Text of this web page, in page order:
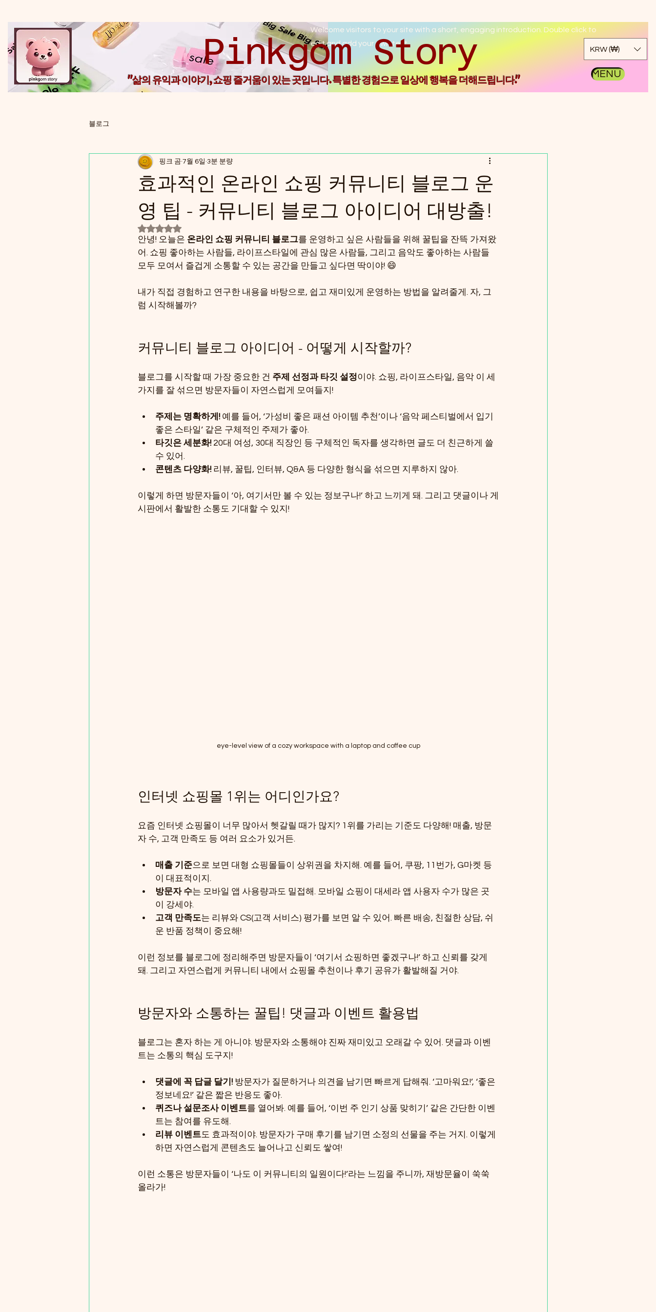
Welcome visitors to your site with a short, engaging introduction. Double click to
edit and add your own text.
KRW (₩)
MENU
"삶의 유익과 이야기, 쇼핑 즐거움이 있는 곳입니다. 특별한 경험으로 일상에 행복을 더해드립니다."
블로그
효과적인 온라인 쇼핑 커뮤니티 블로그 운
영 팁 - 커뮤니티 블로그 아이디어 대방출!
핑크 곰 7월 6일 3분 분량
별점 5점 중 NaN점을 주었습니다.
안녕! 오늘은 온라인 쇼핑 커뮤니티 블로그를 운영하고 싶은 사람들을 위해 꿀팁을 잔뜩 가져왔
어. 쇼핑 좋아하는 사람들, 라이프스타일에 관심 많은 사람들, 그리고 음악도 좋아하는 사람들
모두 모여서 즐겁게 소통할 수 있는 공간을 만들고 싶다면 딱이야! 😄
내가 직접 경험하고 연구한 내용을 바탕으로, 쉽고 재미있게 운영하는 방법을 알려줄게. 자, 그
럼 시작해볼까?
커뮤니티 블로그 아이디어 - 어떻게 시작할까?
블로그를 시작할 때 가장 중요한 건 주제 선정과 타깃 설정이야. 쇼핑, 라이프스타일, 음악 이 세
가지를 잘 섞으면 방문자들이 자연스럽게 모여들지!
주제는 명확하게! 예를 들어, ‘가성비 좋은 패션 아이템 추천’이나 ‘음악 페스티벌에서 입기
좋은 스타일’ 같은 구체적인 주제가 좋아.
타깃은 세분화! 20대 여성, 30대 직장인 등 구체적인 독자를 생각하면 글도 더 친근하게 쓸
수 있어.
콘텐츠 다양화! 리뷰, 꿀팁, 인터뷰, Q&A 등 다양한 형식을 섞으면 지루하지 않아.
이렇게 하면 방문자들이 ‘아, 여기서만 볼 수 있는 정보구나!’ 하고 느끼게 돼. 그리고 댓글이나 게
시판에서 활발한 소통도 기대할 수 있지!
eye-level view of a cozy workspace with a laptop and coffee cup
인터넷 쇼핑몰 1위는 어디인가요?
요즘 인터넷 쇼핑몰이 너무 많아서 헷갈릴 때가 많지? 1위를 가리는 기준도 다양해! 매출, 방문
자 수, 고객 만족도 등 여러 요소가 있거든.
매출 기준으로 보면 대형 쇼핑몰들이 상위권을 차지해. 예를 들어, 쿠팡, 11번가, G마켓 등
이 대표적이지.
방문자 수는 모바일 앱 사용량과도 밀접해. 모바일 쇼핑이 대세라 앱 사용자 수가 많은 곳
이 강세야.
고객 만족도는 리뷰와 CS(고객 서비스) 평가를 보면 알 수 있어. 빠른 배송, 친절한 상담, 쉬
운 반품 정책이 중요해!
이런 정보를 블로그에 정리해주면 방문자들이 ‘여기서 쇼핑하면 좋겠구나!’ 하고 신뢰를 갖게
돼. 그리고 자연스럽게 커뮤니티 내에서 쇼핑몰 추천이나 후기 공유가 활발해질 거야.
방문자와 소통하는 꿀팁! 댓글과 이벤트 활용법
블로그는 혼자 하는 게 아니야. 방문자와 소통해야 진짜 재미있고 오래갈 수 있어. 댓글과 이벤
트는 소통의 핵심 도구지!
댓글에 꼭 답글 달기! 방문자가 질문하거나 의견을 남기면 빠르게 답해줘. ‘고마워요!’, ‘좋은
정보네요!’ 같은 짧은 반응도 좋아.
퀴즈나 설문조사 이벤트를 열어봐. 예를 들어, ‘이번 주 인기 상품 맞히기’ 같은 간단한 이벤
트는 참여를 유도해.
리뷰 이벤트도 효과적이야. 방문자가 구매 후기를 남기면 소정의 선물을 주는 거지. 이렇게
하면 자연스럽게 콘텐츠도 늘어나고 신뢰도 쌓여!
이런 소통은 방문자들이 ‘나도 이 커뮤니티의 일원이다!’라는 느낌을 주니까, 재방문율이 쑥쑥
올라가!